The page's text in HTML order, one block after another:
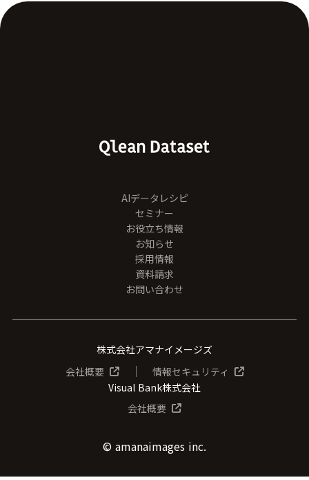
AIデータレシピ
セミナー
お役立ち情報
お知らせ
採用情報
資料請求
お問い合わせ
株式会社アマナイメージズ
会社概要
│
情報セキュリティ
Visual Bank株式会社
会社概要
© amanaimages inc.